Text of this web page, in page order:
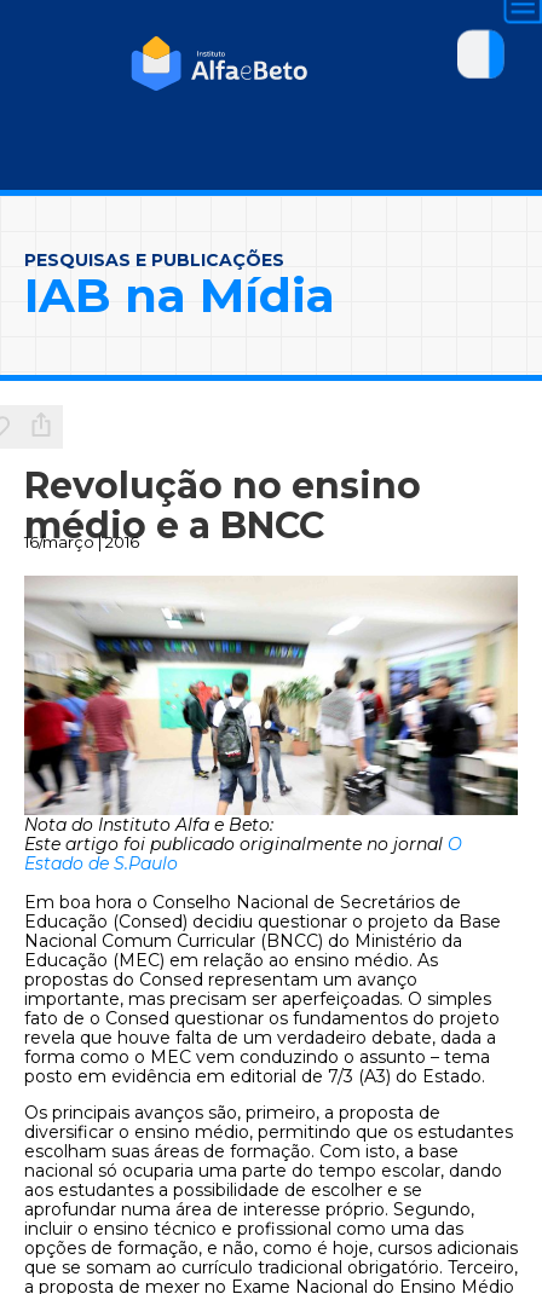
PESQUISAS E PUBLICAÇÕES
IAB na Mídia
Revolução no ensino
médio e a BNCC
16/março | 2016
Nota do Instituto Alfa e Beto:
Este artigo foi publicado originalmente no jornal O
Estado de S.Paulo
Em boa hora o Conselho Nacional de Secretários de
Educação (Consed) decidiu questionar o projeto da Base
Nacional Comum Curricular (BNCC) do Ministério da
Educação (MEC) em relação ao ensino médio. As
propostas do Consed representam um avanço
importante, mas precisam ser aperfeiçoadas. O simples
fato de o Consed questionar os fundamentos do projeto
revela que houve falta de um verdadeiro debate, dada a
forma como o MEC vem conduzindo o assunto – tema
posto em evidência em editorial de 7/3 (A3) do Estado.
Os principais avanços são, primeiro, a proposta de
diversificar o ensino médio, permitindo que os estudantes
escolham suas áreas de formação. Com isto, a base
nacional só ocuparia uma parte do tempo escolar, dando
aos estudantes a possibilidade de escolher e se
aprofundar numa área de interesse próprio. Segundo,
incluir o ensino técnico e profissional como uma das
opções de formação, e não, como é hoje, cursos adicionais
que se somam ao currículo tradicional obrigatório. Terceiro,
a proposta de mexer no Exame Nacional do Ensino Médio